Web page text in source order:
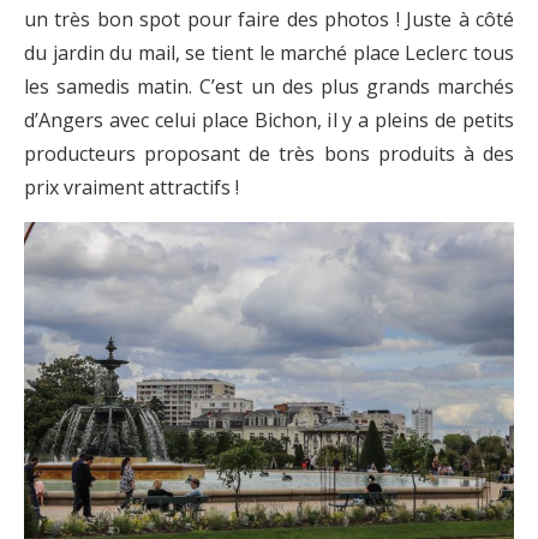
un très bon spot pour faire des photos ! Juste à côté
du jardin du mail, se tient le marché place Leclerc tous
les samedis matin. C’est un des plus grands marchés
d’Angers avec celui place Bichon, il y a pleins de petits
producteurs proposant de très bons produits à des
prix vraiment attractifs !